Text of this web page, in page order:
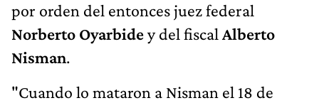
por orden del entonces juez federal
Norberto Oyarbidey del fiscal Alberto
Nisman.
"Cuando lo mataron a Nisman el 18 de